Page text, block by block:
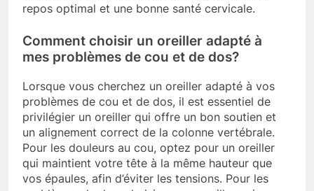
repos optimal et une bonne santé cervicale.
Comment choisir un oreiller adapté à
mes problèmes de cou et de dos?
Lorsque vous cherchez un oreiller adapté à vos
problèmes de cou et de dos, il est essentiel de
privilégier un oreiller qui offre un bon soutien et
un alignement correct de la colonne vertébrale.
Pour les douleurs au cou, optez pour un oreiller
qui maintient votre tête à la même hauteur que
vos épaules, afin d’éviter les tensions. Pour les